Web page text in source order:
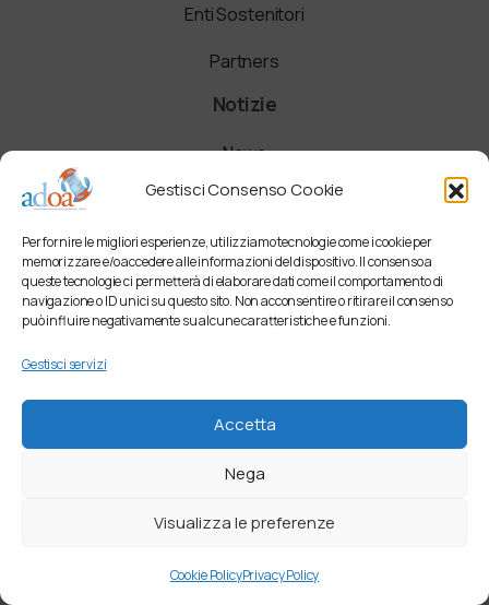
Gestisci Consenso Cookie
Per fornire le migliori esperienze, utilizziamo tecnologie come i cookie per
memorizzare e/o accedere alle informazioni del dispositivo. Il consenso a
queste tecnologie ci permetterà di elaborare dati come il comportamento di
navigazione o ID unici su questo sito. Non acconsentire o ritirare il consenso
può influire negativamente su alcune caratteristiche e funzioni.
Gestisci servizi
Accetta
Nega
Visualizza le preferenze
Cookie PolicyPrivacy Policy
Enti Sostenitori
Partners
Notizie
News
Comunicati
Newsletter